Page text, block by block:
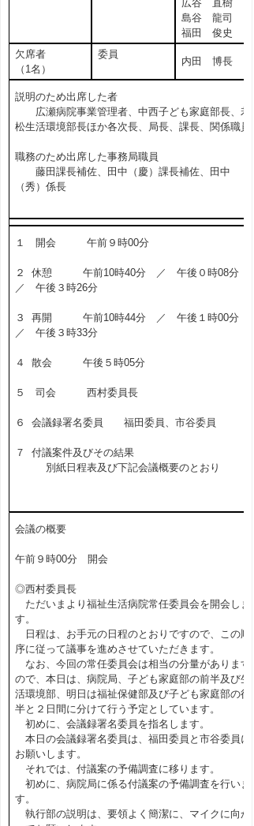
広谷 直樹
島谷 龍司
福田 俊史
欠席者
（1名）
委員
内田 博長
説明のため出席した者
広瀬病院事業管理者、中西子ども家庭部長、若
松生活環境部長ほか各次長、局長、課長、関係職員
職務のため出席した事務局職員
藤田課長補佐、田中（慶）課長補佐、田中
（秀）係長
１ 開会 午前９時00分
２ 休憩 午前10時40分 ／ 午後０時08分
／ 午後３時26分
３ 再開 午前10時44分 ／ 午後１時00分
／ 午後３時33分
４ 散会 午後５時05分
５ 司会 西村委員長
６ 会議録署名委員 福田委員、市谷委員
７ 付議案件及びその結果
別紙日程表及び下記会議概要のとおり
会議の概要
午前９時00分 開会
◎西村委員長
ただいまより福祉生活病院常任委員会を開会しま
す。
日程は、お手元の日程のとおりですので、この順
序に従って議事を進めさせていただきます。
なお、今回の常任委員会は相当の分量があります
ので、本日は、病院局、子ども家庭部の前半及び生
活環境部、明日は福祉保健部及び子ども家庭部の後
半と２日間に分けて行う予定としています。
初めに、会議録署名委員を指名します。
本日の会議録署名委員は、福田委員と市谷委員に
お願いします。
それでは、付議案の予備調査に移ります。
初めに、病院局に係る付議案の予備調査を行いま
す。
執行部の説明は、要領よく簡潔に、マイクに向か